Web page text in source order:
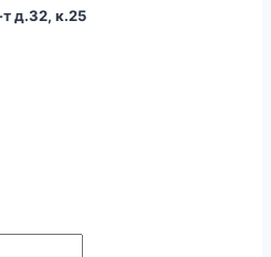
д.32, к.25